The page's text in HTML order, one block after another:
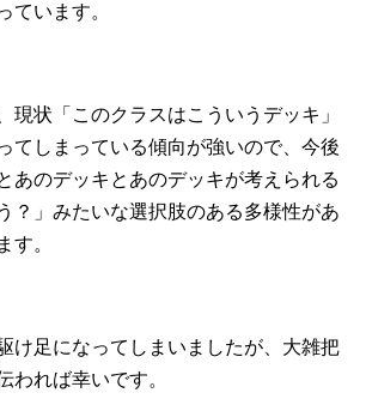
ています。
現状「このクラスはこういうデッキ」
てしまっている傾向が強いので、今後
あのデッキとあのデッキが考えられる
？」みたいな選択肢のある多様性があ
す。
け足になってしまいましたが、大雑把
われば幸いです。